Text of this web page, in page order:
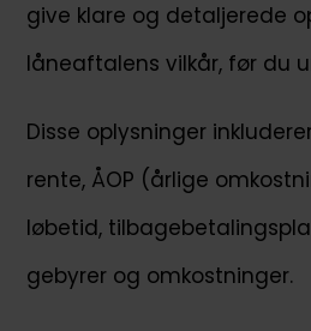
give klare og detaljerede
låneaftalens vilkår, før du
Disse oplysninger
rente, ÅOP (årlige
løbetid,
gebyrer og omkostninger.